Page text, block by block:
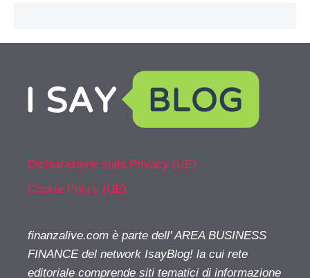
Dichiarazione sulla Privacy (UE)
Cookie Policy (UE)
finanzalive.com è parte dell' AREA BUSINESS
FINANCE del network IsayBlog! la cui rete
editoriale comprende siti tematici di informazione